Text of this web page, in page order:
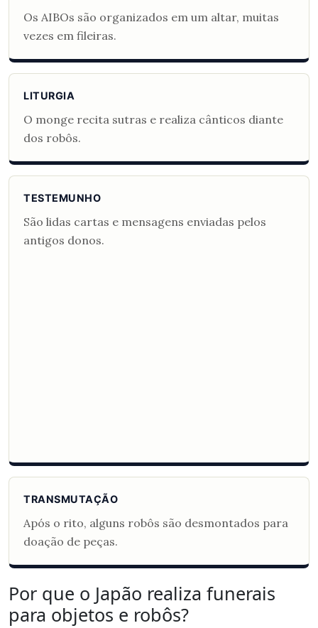
Os AIBOs são organizados em um altar, muitas
vezes em fileiras.
LITURGIA
O monge recita sutras e realiza cânticos diante
dos robôs.
TESTEMUNHO
São lidas cartas e mensagens enviadas pelos
antigos donos.
TRANSMUTAÇÃO
Após o rito, alguns robôs são desmontados para
doação de peças.
Por que o Japão realiza funerais
para objetos e robôs?